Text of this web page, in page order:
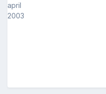
april
2003